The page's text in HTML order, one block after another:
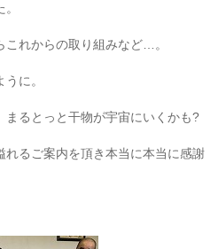
これからの取り組みなど…。
に。
まるとっと干物が宇宙にいくかも?
れるご案内を頂き本当に本当に感謝